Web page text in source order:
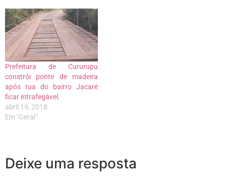
Prefeitura de Cururupu
constrói ponte de madeira
após rua do bairro Jacaré
ficar intrafegável.
abril 19, 2018
Em "Geral"
Deixe uma resposta